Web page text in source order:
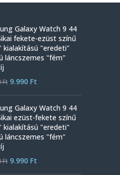
Galaxy Watch 9 44
fekete-ezüst színű
kialakítású "eredeti"
láncszemes "fém"
Ft 9.990 Ft
Galaxy Watch 9 44
ezüst-fekete színű
kialakítású "eredeti"
láncszemes "fém"
Ft 9.990 Ft